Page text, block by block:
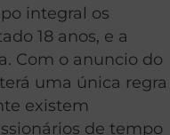
integral os
18 anos, e a
Com o anuncio do
uma única regra
existem
de tempo